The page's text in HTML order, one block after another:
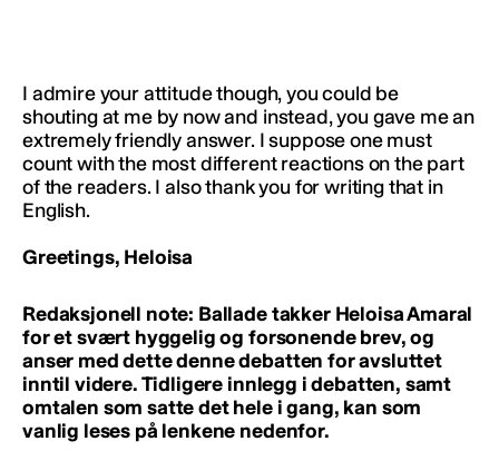
I admire your attitude though, you could be
shouting at me by now and instead, you gave me an
extremely friendly answer. I suppose one must
count with the most different reactions on the part
of the readers. I also thank you for writing that in
English.
Greetings, Heloisa
Redaksjonell note: Ballade takker Heloisa Amaral
for et svært hyggelig og forsonende brev, og
anser med dette denne debatten for avsluttet
inntil videre. Tidligere innlegg i debatten, samt
omtalen som satte det hele i gang, kan som
vanlig leses på lenkene nedenfor.